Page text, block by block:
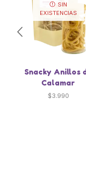
SIN
EXISTENCIAS
Snacky Anillos
Calamar
$3.990